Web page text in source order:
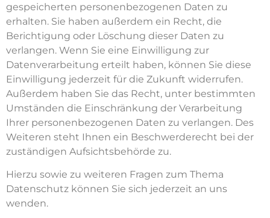
gespeicherten personenbezogenen Daten zu
erhalten. Sie haben außerdem ein Recht, die
Berichtigung oder Löschung dieser Daten zu
verlangen. Wenn Sie eine Einwilligung zur
Datenverarbeitung erteilt haben, können Sie diese
Einwilligung jederzeit für die Zukunft widerrufen.
Außerdem haben Sie das Recht, unter bestimmten
Umständen die Einschränkung der Verarbeitung
Ihrer personenbezogenen Daten zu verlangen. Des
Weiteren steht Ihnen ein Beschwerderecht bei der
zuständigen Aufsichtsbehörde zu.
Hierzu sowie zu weiteren Fragen zum Thema
Datenschutz können Sie sich jederzeit an uns
wenden.